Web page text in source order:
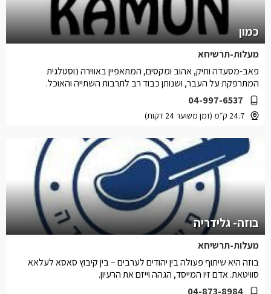
כמון
מעלות-תרשיחא
04-997-6537
24.7 ק״מ (זמן משוער 24 דקות)
פאב-מסעדה ותיק, אהוב ומקסים, המתאפיין באווירה נוסטלגית
המתרפקת על העבר, ושנותן כבוד רב לתרבות השתייה והאוכל.
בוזה- גלידריה
מעלות-תרשיחא
04-873-8984
בוזה היא שיתוף פעולה בין יהודים לערבים – בין קיבוץ סאסא לעלאא
סוויטאת. אדם זיו המייסד, הגהה וייזם את הרעיון.